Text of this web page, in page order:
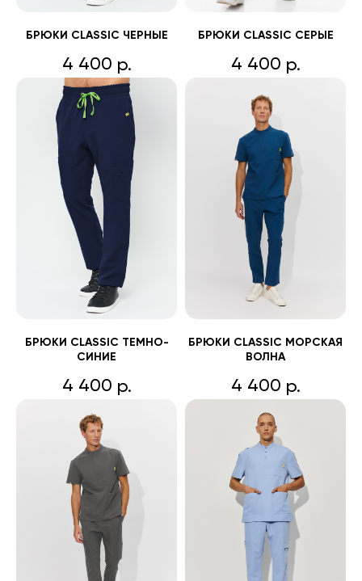
БРЮКИ CLASSIC ЧЕРНЫЕ
4 400 р.
БРЮКИ CLASSIC СЕРЫЕ
4 400 р.
БРЮКИ CLASSIC ТЕМНО-
СИНИЕ
4 400 р.
БРЮКИ CLASSIC МОРСКАЯ
ВОЛНА
4 400 р.